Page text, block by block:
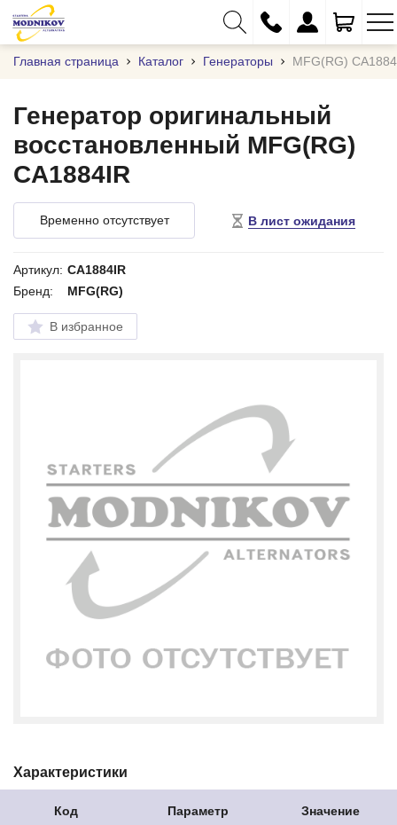
+375 (29) 333-01-01
+375 (29) 262-61-18
info@modnikov.com
Главная страница Каталог Генераторы MFG(RG)
Временно отсутствует В лист ожидания
Генератор оригинальный
восстановленный MFG(RG)
CA1884IR
Артикул: CA1884IR
Бренд:
MFG(RG)
В избранное
Характеристики
Код Параметр Значение